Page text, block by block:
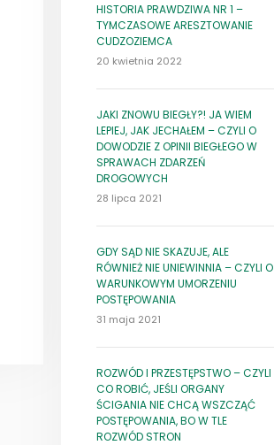
HISTORIA PRAWDZIWA NR 1 –
TYMCZASOWE ARESZTOWANIE
CUDZOZIEMCA
20 kwietnia 2022
JAKI ZNOWU BIEGŁY?! JA WIEM
LEPIEJ, JAK JECHAŁEM – CZYLI O
DOWODZIE Z OPINII BIEGŁEGO W
SPRAWACH ZDARZEŃ
DROGOWYCH
28 lipca 2021
GDY SĄD NIE SKAZUJE, ALE
RÓWNIEŻ NIE UNIEWINNIA – CZYLI O
WARUNKOWYM UMORZENIU
POSTĘPOWANIA
31 maja 2021
ROZWÓD I PRZESTĘPSTWO – CZYLI
CO ROBIĆ, JEŚLI ORGANY
ŚCIGANIA NIE CHCĄ WSZCZĄĆ
POSTĘPOWANIA, BO W TLE
ROZWÓD STRON